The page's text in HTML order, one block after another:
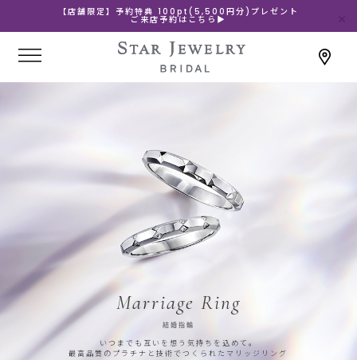
【店舗限定】予約特典 100pt(5,500円分)プレゼント
ご来店予約はこちら▶
Marriage Ring
結婚指輪
いつまでも互いを想う気持ちを込めて。
最高品質のプラチナと技術でつくられたマリッジリング